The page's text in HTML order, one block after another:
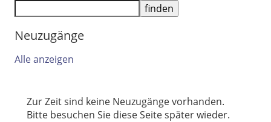
Neuzugänge
Alle anzeigen
Zur Zeit sind keine Neuzugänge vorhanden.
Bitte besuchen Sie diese Seite später wieder.